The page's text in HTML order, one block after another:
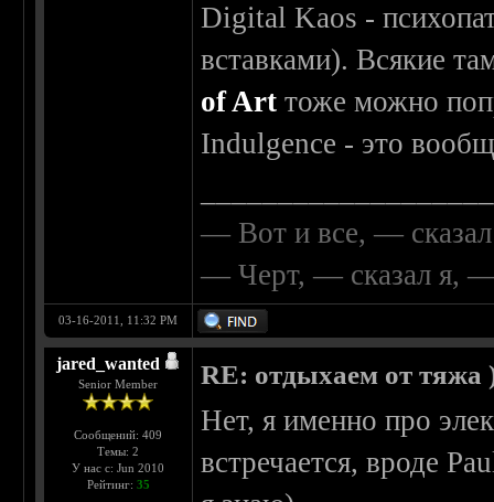
Digital Kaos -
вставками). Всякие
of Art тоже можно
Indulgence - это
— Вот и все, —
— Черт, — сказал я, —
03-16-2011, 11:32 PM
jared_wanted
Senior Member
Сообщений: 409
Темы: 2
У нас с: Jun 2010
Рейтинг: 35
RE: отдыхаем от тяжа
Нет, я именно про
встречается, вроде